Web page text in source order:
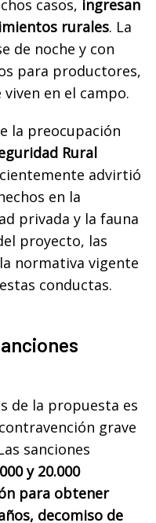
casos, ingresan
rurales. La
de noche y con
para productores,
en el campo.
la preocupación
Rural
advirtió
en la
privada y la fauna
proyecto, las
normativa vigente
conductas.
de la propuesta es
grave
sanciones
y 20.000
para obtener
decomiso de